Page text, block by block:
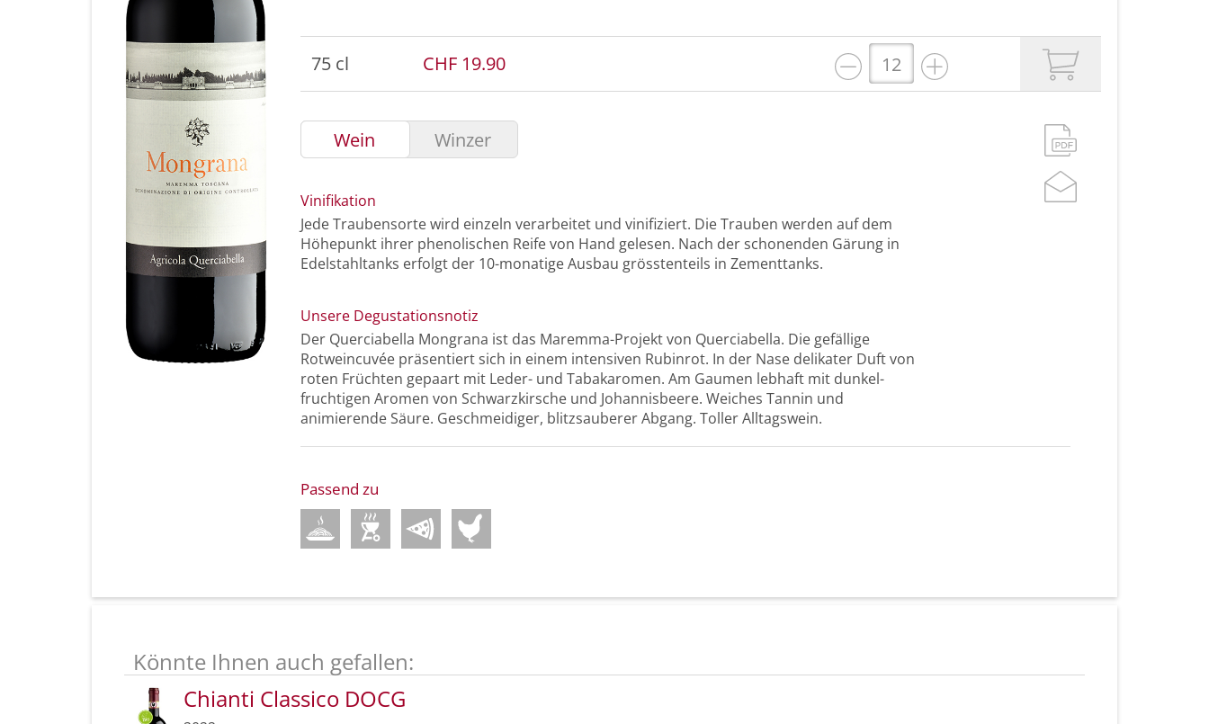
75 cl CHF 19.90
Wein Winzer
Vinifikation
Jede Traubensorte wird einzeln verarbeitet und vinifiziert. Die Trauben werden auf dem
Höhepunkt ihrer phenolischen Reife von Hand gelesen. Nach der schonenden Gärung in
Edelstahltanks erfolgt der 10-monatige Ausbau grösstenteils in Zementtanks.
Unsere Degustationsnotiz
Der Querciabella Mongrana ist das Maremma-Projekt von Querciabella. Die gefällige
Rotweincuvée präsentiert sich in einem intensiven Rubinrot. In der Nase delikater Duft von
roten Früchten gepaart mit Leder- und Tabakaromen. Am Gaumen lebhaft mit dunkel-
fruchtigen Aromen von Schwarzkirsche und Johannisbeere. Weiches Tannin und
animierende Säure. Geschmeidiger, blitzsauberer Abgang. Toller Alltagswein.
Passend zu
Könnte Ihnen auch gefallen:
Chianti Classico DOCG